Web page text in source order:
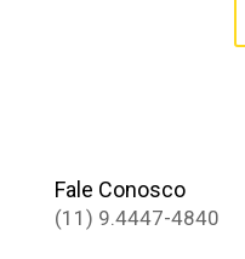
Fale Conosco
(11) 9.4447-4840